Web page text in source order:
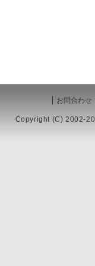
お問合わせ
Copyright (C) 2002-